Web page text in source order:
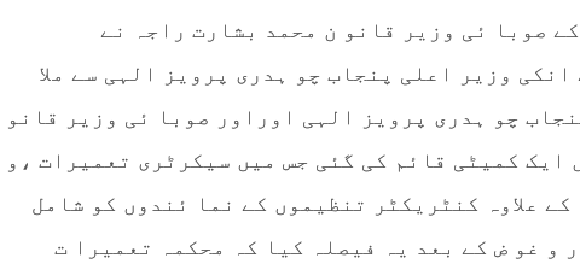
صوبا ئی وزیر قانو ن محمد بشارت راجہ نے
وزیر اعلی پنجاب چو ہدری پرویز الہی سے ملا
چو ہدری پرویز الہی اوراور صوبا ئی وزیر قانو
ایک کمیٹی قائم کی گئی جس میں سیکرٹری تعمیرات ،و
علاوہ کنٹریکٹر تنظیموں کے نما ئندوں کو شامل
و غو ض کے بعد یہ فیصلہ کیا کہ محکمہ تعمیرا ت